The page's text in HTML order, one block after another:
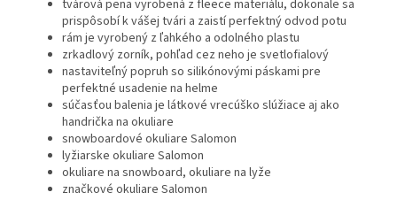
tvárová pena vyrobená z fleece materiálu, dokonale sa
prispôsobí k vášej tvári a zaistí perfektný odvod potu
rám je vyrobený z ľahkého a odolného plastu
zrkadlový zorník, pohľad cez neho je svetlofialový
nastaviteľný popruh so silikónovými páskami pre
perfektné usadenie na helme
súčasťou balenia je látkové vrecúško slúžiace aj ako
handrička na okuliare
snowboardové okuliare Salomon
lyžiarske okuliare Salomon
okuliare na snowboard, okuliare na lyže
značkové okuliare Salomon